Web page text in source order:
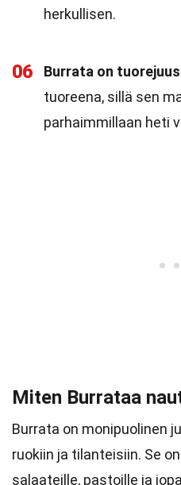
herkullisen.
06 Burrata on
tuoreena, sillä sen
parhaimmillaan heti
Miten Burrataa
Burrata on monipuolinen
ruokiin ja tilanteisiin. Se
salaateille, pastoille ja